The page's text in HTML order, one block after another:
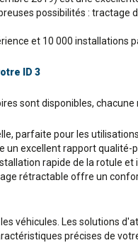
possibilités :
et 10 000 installations
ID 3
sont disponibles,
parfaite pour les
excellent rapport qualité-
rapide de la rotule
rétractable offre un
véhicules. Les solutions
précises de